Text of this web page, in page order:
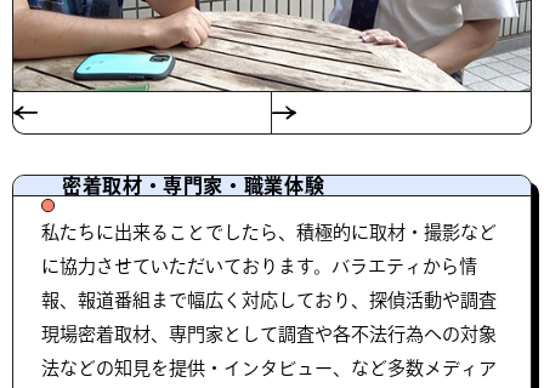
密着取材・専門家・職業体験
私たちに出来ることでしたら、積極的に取材・撮影など
に協力させていただいております。バラエティから情
報、報道番組まで幅広く対応しており、探偵活動や調査
現場密着取材、専門家として調査や各不法行為への対象
法などの知見を提供・インタビュー、など多数メディア